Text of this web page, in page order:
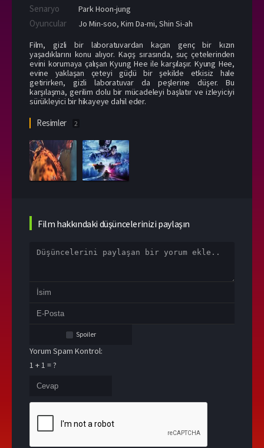
Senaryo Park Hoon-jung
Oyuncular Jo Min-soo, Kim Da-mi, Shin Si-ah
Film, gizli bir laboratuvardan kaçan genç bir kızın
yaşadıklarını konu alıyor. Kaçış sırasında, suç çetelerinden
evini korumaya çalışan Kyung Hee ile karşılaşır. Kyung Hee,
evine yaklaşan çeteyi güçlü bir şekilde etkisiz hale
getirirken, gizli laboratuvar da peşlerine düşer. Bu
karşılaşma, gerilim dolu bir mücadeleyi başlatır ve izleyiciyi
sürükleyici bir hikayeye dahil eder.
Resimler 2
Film hakkındaki düşüncelerinizi paylaşın
Spoiler
Yorum Spam Kontrol:
1 + 1 = ?